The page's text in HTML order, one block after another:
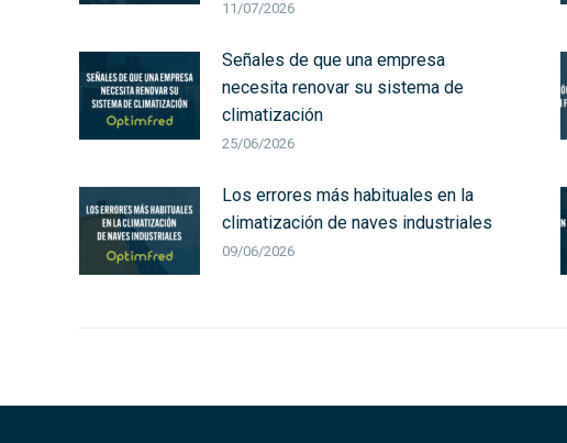
11/07/2026
Señales de que una empresa
necesita renovar su sistema de
climatización
25/06/2026
Los errores más habituales en la
climatización de naves industriales
09/06/2026